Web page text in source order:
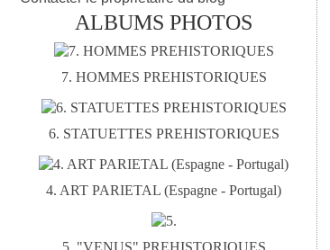
ALBUMS PHOTOS
7. HOMMES PREHISTORIQUES
6. STATUETTES PREHISTORIQUES
4. ART PARIETAL (Espagne - Portugal)
5. "VENUS" PREHISTORIQUES